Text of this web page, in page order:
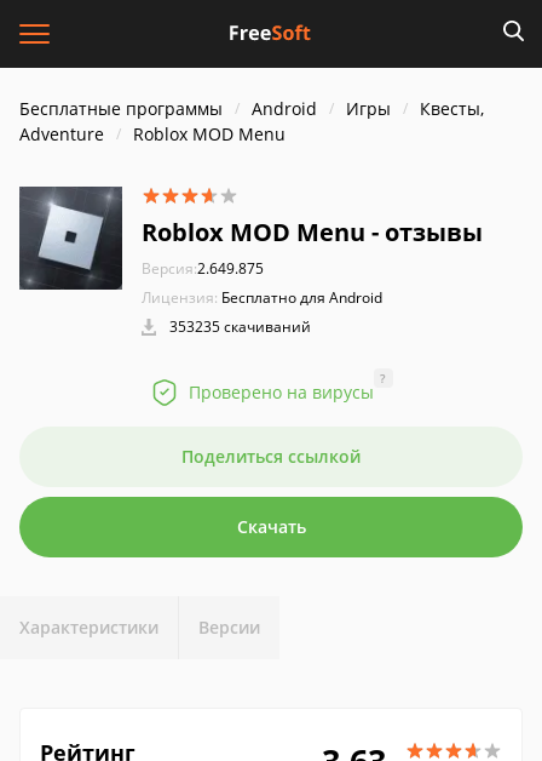
Бесплатные программы Android Игры
Квесты,
Adventure
Roblox MOD Menu
Roblox MOD Menu - отзывы
Версия:2.649.875
Лицензия: Бесплатно для Android
353235 скачиваний
Проверено на вирусы
?
Поделиться ссылкой
Скачать
Характеристики Версии
Рейтинг